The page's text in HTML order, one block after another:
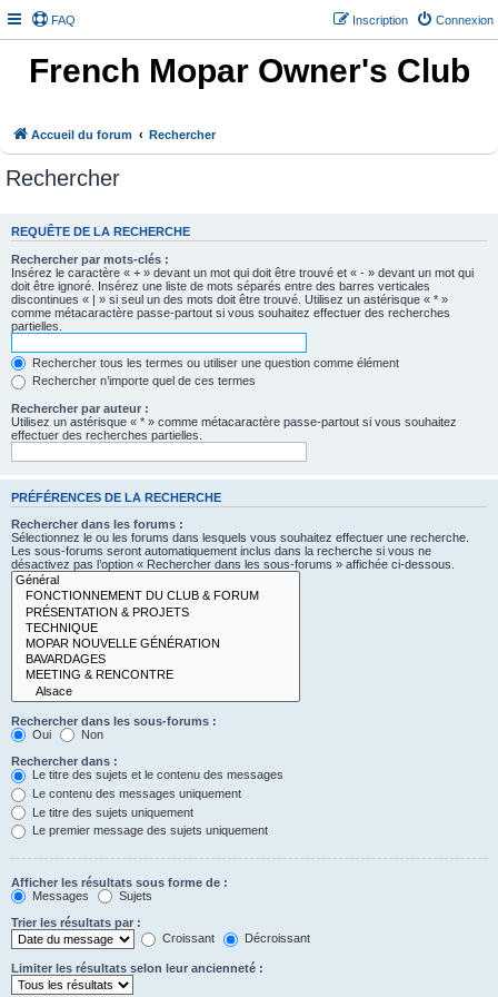
FAQ Connexion
Inscription
French Mopar Owner's Club
Accueil du forum Rechercher
Rechercher
REQUÊTE DE LA RECHERCHE
Rechercher par mots-clés :
Insérez le caractère « + » devant un mot qui doit être trouvé et « - » devant un mot qui
doit être ignoré. Insérez une liste de mots séparés entre des barres verticales
discontinues « | » si seul un des mots doit être trouvé. Utilisez un astérisque « * »
comme métacaractère passe-partout si vous souhaitez effectuer des recherches
partielles.
Rechercher tous les termes ou utiliser une question comme élément
Rechercher n’importe quel de ces termes
Rechercher par auteur :
Utilisez un astérisque « * » comme métacaractère passe-partout si vous souhaitez
effectuer des recherches partielles.
PRÉFÉRENCES DE LA RECHERCHE
Rechercher dans les forums :
Sélectionnez le ou les forums dans lesquels vous souhaitez effectuer une recherche.
Les sous-forums seront automatiquement inclus dans la recherche si vous ne
désactivez pas l’option « Rechercher dans les sous-forums » affichée ci-dessous.
Rechercher dans les sous-forums :
Oui
Non
Rechercher dans :
Le titre des sujets et le contenu des messages
Le contenu des messages uniquement
Le titre des sujets uniquement
Le premier message des sujets uniquement
Afficher les résultats sous forme de :
Messages
Sujets
Trier les résultats par :
Croissant
Décroissant
Limiter les résultats selon leur ancienneté :